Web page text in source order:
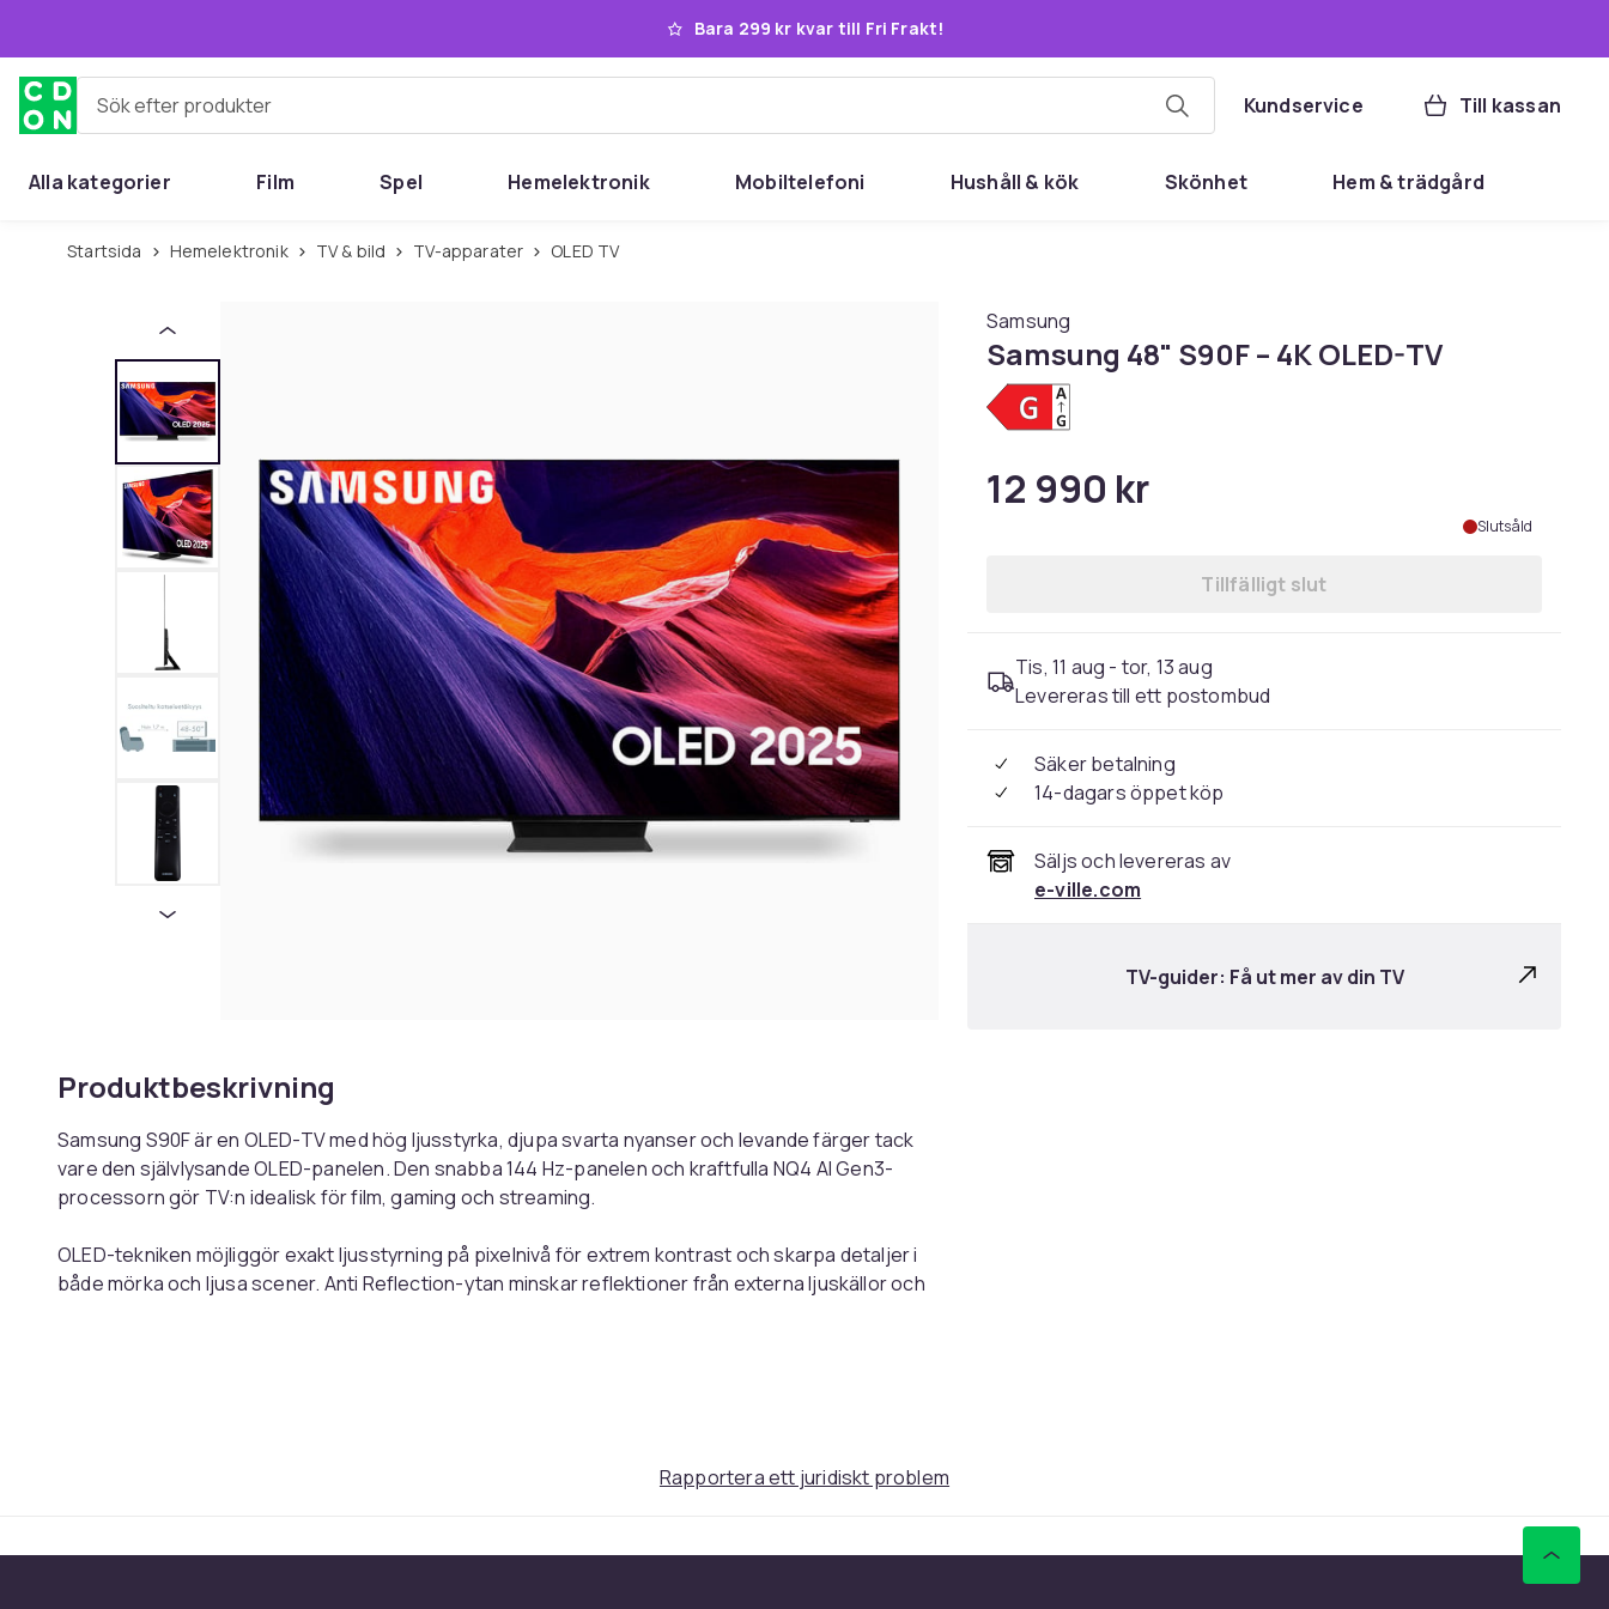
Bara 299 kr kvar till Fri Frakt!
Sök efter produkter Kundservice Till kassan
Alla kategorier Film Spel Hemelektronik Mobiltelefoni Hushåll & kök Skönhet Hem & trädgård
Startsida Hemelektronik TV & bild TV-apparater OLED TV
Produktbeskrivning
Samsung S90F är en OLED-TV med hög ljusstyrka, djupa svarta nyanser och levande färger tack
vare den självlysande OLED-panelen. Den snabba 144 Hz-panelen och kraftfulla NQ4 AI Gen3-
processorn gör TV:n idealisk för film, gaming och streaming.
OLED-tekniken möjliggör exakt ljusstyrning på pixelnivå för extrem kontrast och skarpa detaljer i
både mörka och ljusa scener. Anti Reflection-ytan minskar reflektioner från externa ljuskällor och
TV:n stöder HDR10+, HLG och OLED HDR för mer dynamiskt HDR-innehåll. AI Picture och Auto HDR
Samsung
Samsung 48" S90F – 4K OLED-TV
12 990 kr
Slutsåld
Tillfälligt slut
Tis, 11 aug - tor, 13 aug
Levereras till ett postombud
Säker betalning
14-dagars öppet köp
Säljs och levereras av
e-ville.com
TV-guider: Få ut mer av din TV
Rapportera ett juridiskt problem